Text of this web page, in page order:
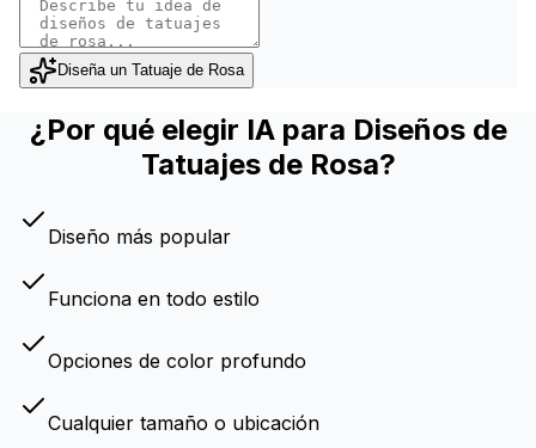
Diseña un Tatuaje de Rosa
¿Por qué elegir IA para Diseños de
Tatuajes de Rosa?
Diseño más popular
Funciona en todo estilo
Opciones de color profundo
Cualquier tamaño o ubicación